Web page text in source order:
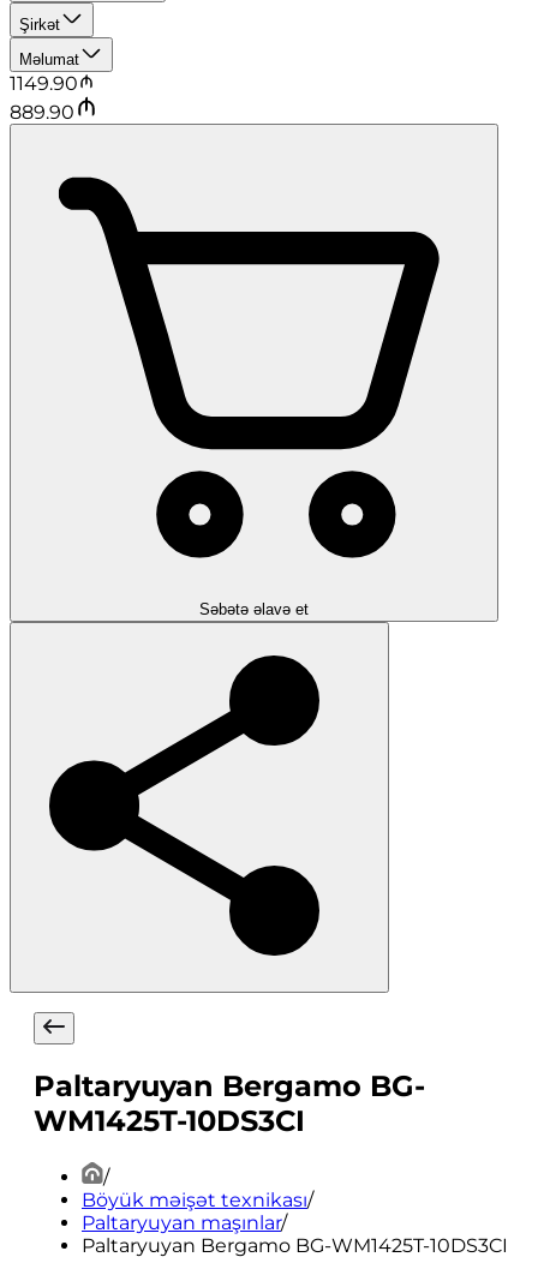
Şirkət
Məlumat
1149.90
889.90
Səbətə əlavə et
Paltaryuyan Bergamo BG-
WM1425T-10DS3CI
/
Böyük məişət texnikası/
Paltaryuyan maşınlar/
Paltaryuyan Bergamo BG-WM1425T-10DS3CI